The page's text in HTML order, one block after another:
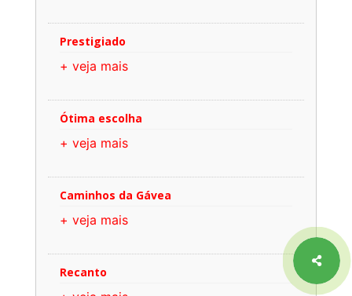
Prestigiado
+ veja mais
Ótima escolha
+ veja mais
Caminhos da Gávea
+ veja mais
Recanto